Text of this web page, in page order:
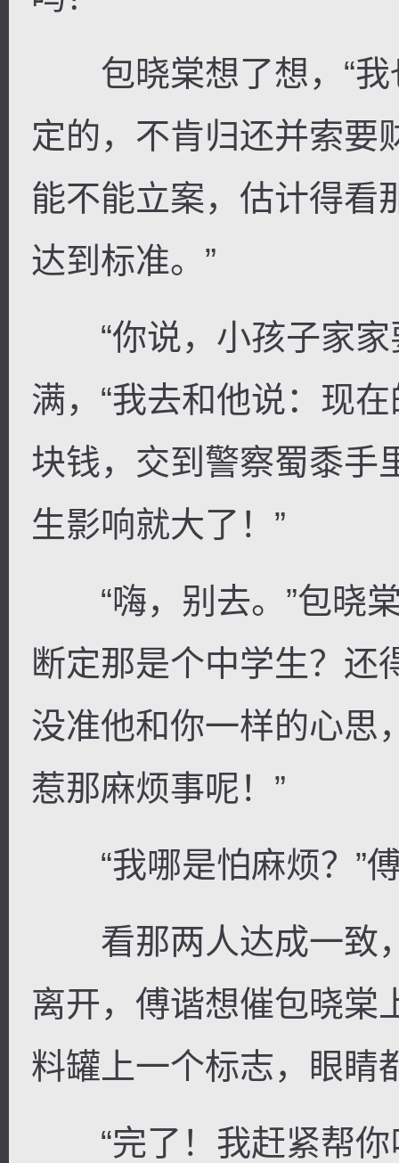
包晓棠想了想，“我
定的，不肯归还并索要
能不能立案，估计得看
达到标准。”
“你说，小孩子家家
满，“我去和他说：现
块钱，交到警察蜀黍手
生影响就大了！”
“嗨，别去。”包晓棠
断定那是个中学生？还
没准他和你一样的心思
惹那麻烦事呢！”
“我哪是怕麻烦？”
看那两人达成一致
离开，傅谐想催包晓棠
料罐上一个标志，眼睛
“完了！我赶紧帮你